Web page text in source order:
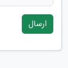
ارسال